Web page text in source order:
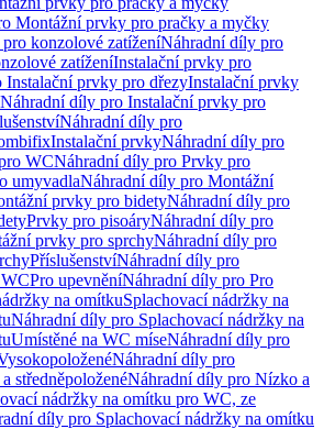
Montážní prvky pro pračky a myčky
konzolové zatíženíNáhradní díly pro
zatíženíInstalační prvky pro
prvky pro dřezyInstalační prvky
Náhradní díly pro Instalační prvky pro
Náhradní díly pro
Instalační prvkyNáhradní díly pro
WCNáhradní díly pro Prvky pro
umyvadlaNáhradní díly pro Montážní
prvky pro bidetyNáhradní díly pro
Prvky pro pisoáryNáhradní díly pro
prvky pro sprchyNáhradní díly pro
PříslušenstvíNáhradní díly pro
Pro upevněníNáhradní díly pro Pro
na omítkuSplachovací nádržky na
Náhradní díly pro Splachovací nádržky na
Umístěné na WC míseNáhradní díly pro
Náhradní díly pro
středněpoloženéNáhradní díly pro Nízko a
nádržky na omítku pro WC, ze
díly pro Splachovací nádržky na omítku